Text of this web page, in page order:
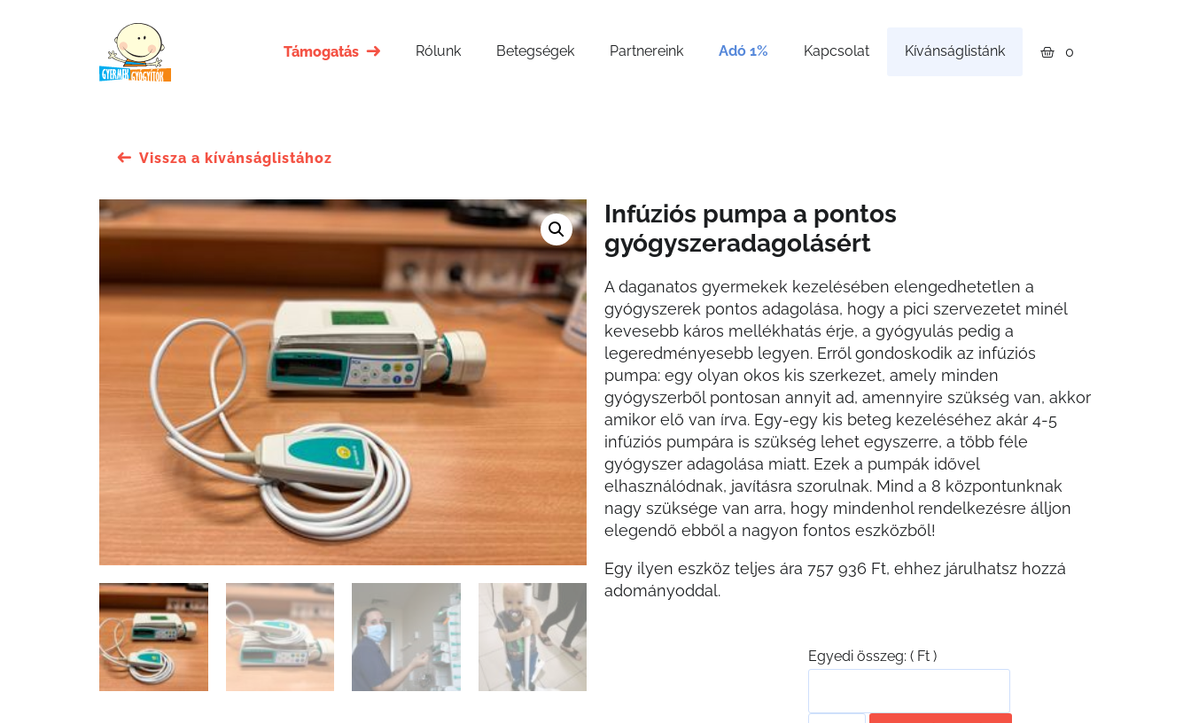
Támogatás Rólunk Betegségek Partnereink Adó 1% Kapcsolat Kívánságlistánk 0
Vissza a kívánságlistához
Infúziós pumpa a pontos
gyógyszeradagolásért
A daganatos gyermekek kezelésében elengedhetetlen a
gyógyszerek pontos adagolása, hogy a pici szervezetet minél
kevesebb káros mellékhatás érje, a gyógyulás pedig a
legeredményesebb legyen. Erről gondoskodik az infúziós
pumpa: egy olyan okos kis szerkezet, amely minden
gyógyszerből pontosan annyit ad, amennyire szükség van, akkor
amikor elő van írva. Egy-egy kis beteg kezeléséhez akár 4-5
infúziós pumpára is szükség lehet egyszerre, a több féle
gyógyszer adagolása miatt. Ezek a pumpák idővel
elhasználódnak, javításra szorulnak. Mind a 8 központunknak
nagy szüksége van arra, hogy mindenhol rendelkezésre álljon
elegendő ebből a nagyon fontos eszközből!
Egy ilyen eszköz teljes ára 757 936 Ft, ehhez járulhatsz hozzá
adományoddal.
Egyedi összeg: ( Ft )